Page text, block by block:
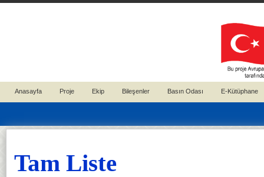
Anasayfa Proje Ekip Bileşenler Basın Odası E-Kütüphane
Tam Liste